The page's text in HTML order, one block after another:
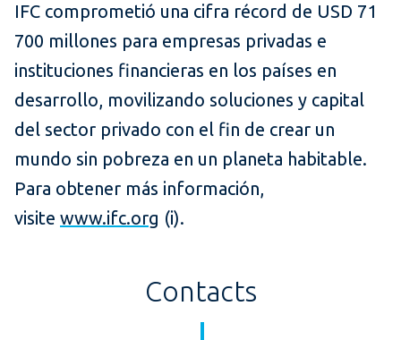
IFC comprometió una cifra récord de USD 71
700 millones para empresas privadas e
instituciones financieras en los países en
desarrollo, movilizando soluciones y capital
del sector privado con el fin de crear un
mundo sin pobreza en un planeta habitable.
Para obtener más información,
visite www.ifc.org (i).
Contacts